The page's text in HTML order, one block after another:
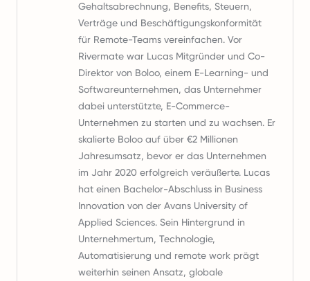
Gehaltsabrechnung, Benefits, Steuern,
Verträge und Beschäftigungskonformität
für Remote-Teams vereinfachen. Vor
Rivermate war Lucas Mitgründer und Co-
Direktor von Boloo, einem E-Learning- und
Softwareunternehmen, das Unternehmer
dabei unterstützte, E-Commerce-
Unternehmen zu starten und zu wachsen. Er
skalierte Boloo auf über €2 Millionen
Jahresumsatz, bevor er das Unternehmen
im Jahr 2020 erfolgreich veräußerte. Lucas
hat einen Bachelor-Abschluss in Business
Innovation von der Avans University of
Applied Sciences. Sein Hintergrund in
Unternehmertum, Technologie,
Automatisierung und remote work prägt
weiterhin seinen Ansatz, globale